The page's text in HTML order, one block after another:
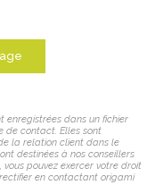
enregistrées dans un fichier
de contact. Elles sont
la relation client dans le
destinées à nos conseillers
pouvez exercer votre droit
en contactant origami